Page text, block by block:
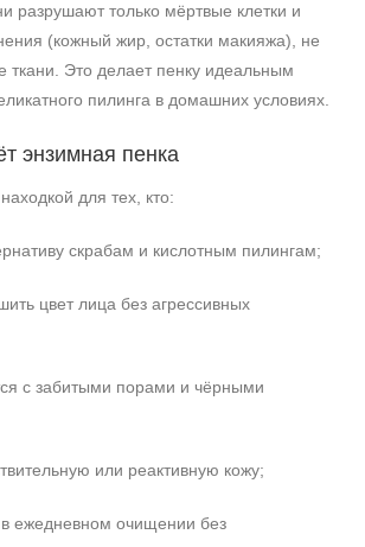
разрушают только мёртвые клетки и
(кожный жир, остатки макияжа), не
ткани. Это делает пенку идеальным
пилинга в домашних условиях.
энзимная пенка
для тех, кто:
скрабам и кислотным пилингам;
цвет лица без агрессивных
с забитыми порами и чёрными
или реактивную кожу;
в ежедневном очищении без